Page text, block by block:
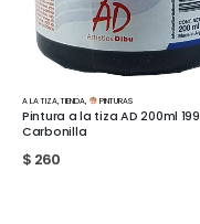
A LA TIZA,TIENDA, PINTURAS
Pintura a la tiza AD 200ml 199
Carbonilla
$ 260